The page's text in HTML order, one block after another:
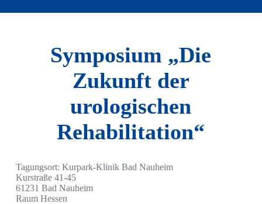
Symposium „Die
Zukunft der
urologischen
Rehabilitation“
Tagungsort: Kurpark-Klinik Bad Nauheim
Kurstraße 41-45
61231 Bad Nauheim
Raum Hessen